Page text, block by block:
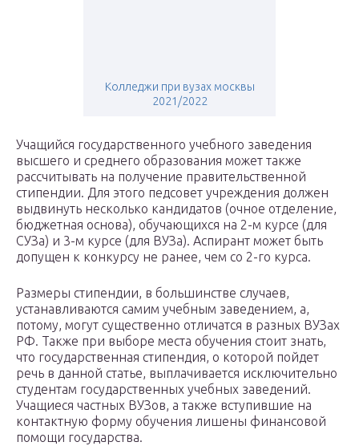
Колледжи при вузах москвы
2021/2022
Учащийся государственного учебного заведения
высшего и среднего образования может также
рассчитывать на получение правительственной
стипендии. Для этого педсовет учреждения должен
выдвинуть несколько кандидатов (очное отделение,
бюджетная основа), обучающихся на 2-м курсе (для
СУЗа) и 3-м курсе (для ВУЗа). Аспирант может быть
допущен к конкурсу не ранее, чем со 2-го курса.
Размеры стипендии, в большинстве случаев,
устанавливаются самим учебным заведением, а,
потому, могут существенно отличатся в разных ВУЗах
РФ. Также при выборе места обучения стоит знать,
что государственная стипендия, о которой пойдет
речь в данной статье, выплачивается исключительно
студентам государственных учебных заведений.
Учащиеся частных ВУЗов, а также вступившие на
контактную форму обучения лишены финансовой
помощи государства.